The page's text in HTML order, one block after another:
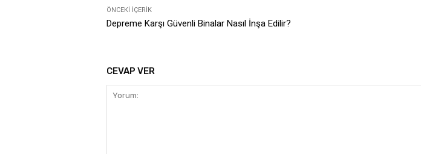
ÖNCEKI İÇERIK
Depreme Karşı Güvenli Binalar Nasıl İnşa Edilir?
CEVAP VER